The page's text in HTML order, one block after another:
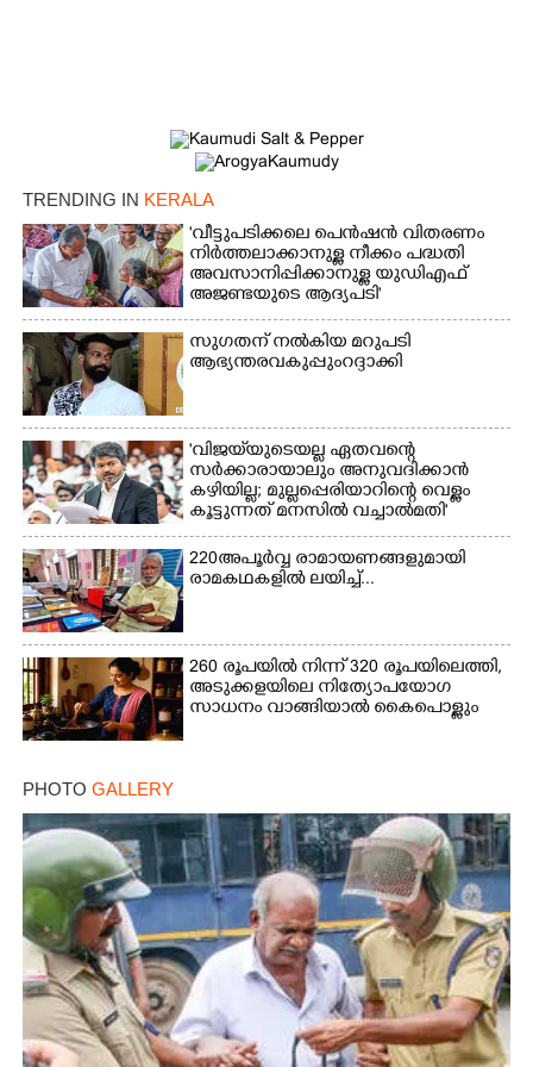
TRENDING IN KERALA
'വീട്ടുപടിക്കലെ പെൻഷൻ വിതരണം
നിർത്തലാക്കാനുള്ള നീക്കം പദ്ധതി
അവസാനിപ്പിക്കാനുള്ള യുഡിഎഫ്
അജണ്ടയുടെ ആദ്യപടി'
സുഗതന് നൽകിയ മറുപടി
ആഭ്യന്തരവകുപ്പും റദ്ദാക്കി
'വിജയ്‌യുടെയല്ല ഏതവന്റെ
സർക്കാരായാലും അനുവദിക്കാൻ
കഴിയില്ല; മുല്ലപ്പെരിയാറിന്റെ വെള്ളം
കൂട്ടുന്നത് മനസിൽ വച്ചാൽമതി'
220 അപൂർവ്വ രാമായണങ്ങളുമായി
രാമകഥകളിൽ ലയിച്ച്...
260 രൂപയിൽ നിന്ന് 320 രൂപയിലെത്തി,
അടുക്കളയിലെ നിത്യോപയോഗ
സാധനം വാങ്ങിയാൽ കൈപൊള്ളും
PHOTO GALLERY